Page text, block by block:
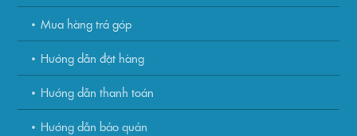
Mua hàng trả góp
Hướng dẫn đặt hàng
Hướng dẫn thanh toán
Hướng dẫn bảo quản